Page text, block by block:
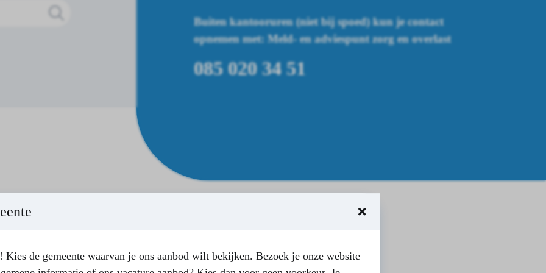
Buiten kantooruren (niet bij spoed) kun je contact
opnemen met: Meld- en adviespunt zorg en overlast
085 020 34 51
de gemeente waarvan je ons aanbod wilt bekijken. Bezoek je onze website